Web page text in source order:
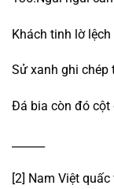
Khách tinh lờ
Sử xanh ghi chép
Đá bia còn đó cột
[2] Nam Việt